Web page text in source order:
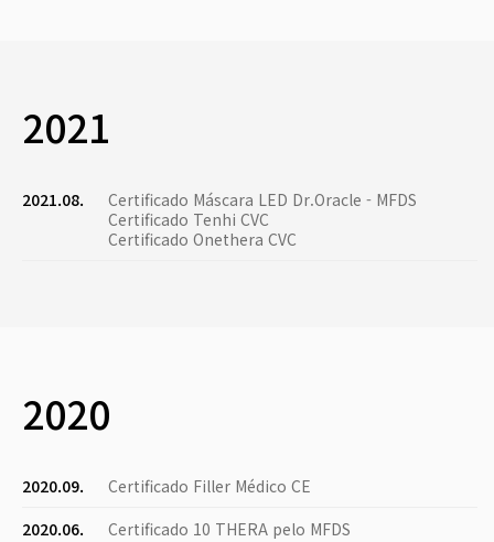
2021
2021.08.
Certificado Máscara LED Dr.Oracle - MFDS
Certificado Tenhi CVC
Certificado Onethera CVC
2020
2020.09.
Certificado Filler Médico CE
2020.06.
Certificado 10 THERA pelo MFDS